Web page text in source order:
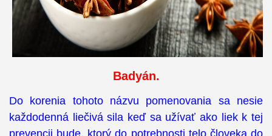
Badyán.
Do korenia tohoto názvu pomenovania sa nesie
každodenná liečivá sila keď sa užívať ako liek k tej